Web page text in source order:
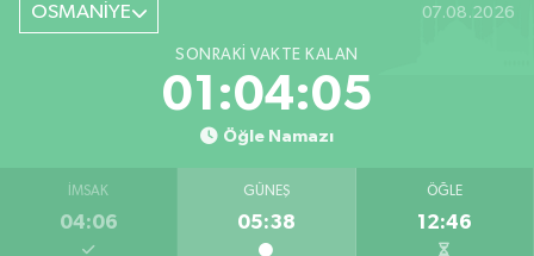
OSMANİYE 07.08.2026
SONRAKI VAKTE KALAN
01:04:04
Öğle Namazı
İMSAK
04:06
GÜNEŞ
05:38
ÖĞLE
12:46